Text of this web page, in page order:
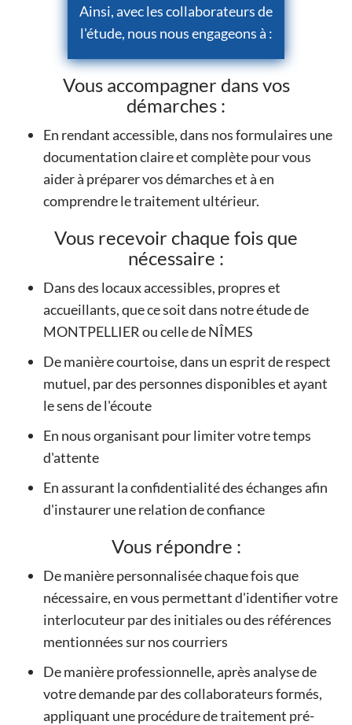
Ainsi, avec les collaborateurs de
l'étude, nous nous engageons à :
Vous accompagner dans vos
démarches :
En rendant accessible, dans nos formulaires une
documentation claire et complète pour vous
aider à préparer vos démarches et à en
comprendre le traitement ultérieur.
Vous recevoir chaque fois que
nécessaire :
Dans des locaux accessibles, propres et
accueillants, que ce soit dans notre étude de
MONTPELLIER ou celle de NÎMES
De manière courtoise, dans un esprit de respect
mutuel, par des personnes disponibles et ayant
le sens de l'écoute
En nous organisant pour limiter votre temps
d'attente
En assurant la confidentialité des échanges afin
d'instaurer une relation de confiance
Vous répondre :
De manière personnalisée chaque fois que
nécessaire, en vous permettant d'identifier votre
interlocuteur par des initiales ou des références
mentionnées sur nos courriers
De manière professionnelle, après analyse de
votre demande par des collaborateurs formés,
appliquant une procédure de traitement pré-